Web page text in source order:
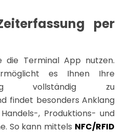
per
die Terminal App nutzen.
es Ihnen Ihre
vollständig zu
findet besonders Anklang
, Produktions- und
So kann mittels NFC/RFID